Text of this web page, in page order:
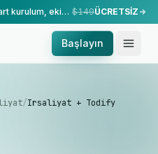
Sizin için yapılmış kurulum — standart kurulum, ekibimiz tarafından yapılır. $149ÜCRETSİZ
Başlayın
/Irsaliyat + Todify